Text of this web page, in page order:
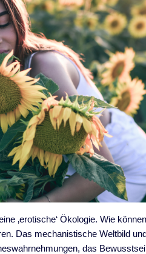
‚erotische‘ Ökologie. Wie
Das mechanistische Weltbild
das